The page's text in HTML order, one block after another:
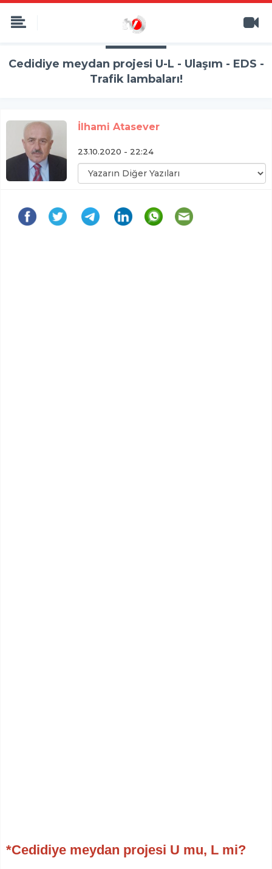
Cedidiye meydan projesi U-L - Ulaşım - EDS -
Trafik lambaları!
İlhami Atasever
23.10.2020 - 22:24
*Cedidiye meydan projesi U mu, L mi?